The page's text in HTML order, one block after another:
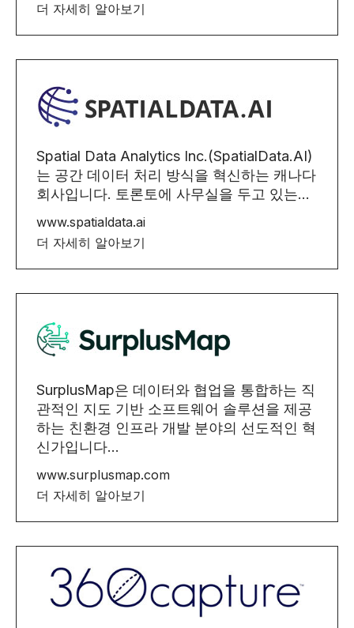
더 자세히 알아보기
Spatial Data Analytics Inc.(SpatialData.AI)
는 공간 데이터 처리 방식을 혁신하는 캐나다
회사입니다. 토론토에 사무실을 두고 있는...
www.spatialdata.ai
더 자세히 알아보기
SurplusMap은 데이터와 협업을 통합하는 직
관적인 지도 기반 소프트웨어 솔루션을 제공
하는 친환경 인프라 개발 분야의 선도적인 혁
신가입니다...
www.surplusmap.com
더 자세히 알아보기